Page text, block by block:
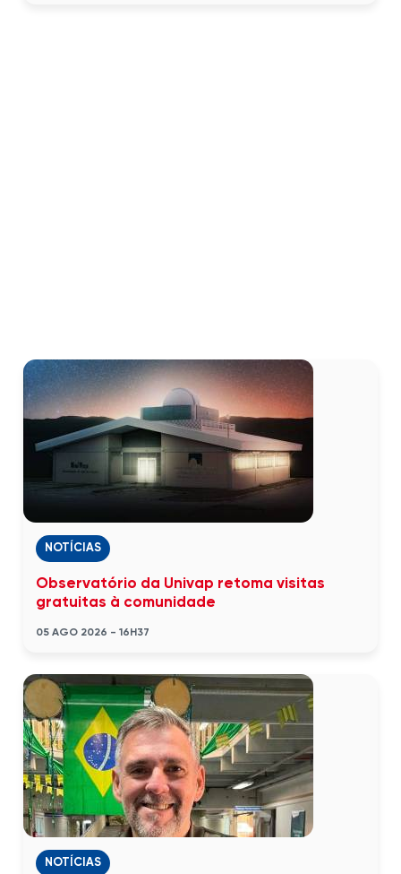
NOTÍCIAS
Observatório da Univap retoma visitas
gratuitas à comunidade
05 AGO 2026 - 16H37
NOTÍCIAS